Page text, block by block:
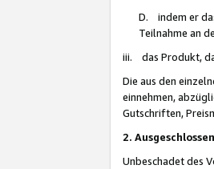
D. indem er
Teilnahme an
iii. das Produkt,
Die aus den
einnehmen,
Gutschriften,
2.
Unbeschadet des